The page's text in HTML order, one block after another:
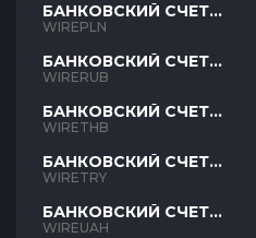
БАНКОВСКИЙ СЧЕТ
PLN
WIREPLN
БАНКОВСКИЙ СЧЕТ
RUB
WIRERUB
БАНКОВСКИЙ СЧЕТ
THB
WIRETHB
БАНКОВСКИЙ СЧЕТ
TRY
WIRETRY
БАНКОВСКИЙ СЧЕТ
UAH
WIREUAH